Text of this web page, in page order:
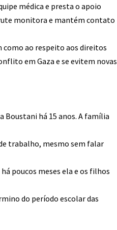
médica e presta o apoio
monitora e mantém contato
como ao respeito aos direitos
em Gaza e se evitem novas
Boustani há 15 anos. A família
trabalho, mesmo sem falar
poucos meses ela e os filhos
do período escolar das